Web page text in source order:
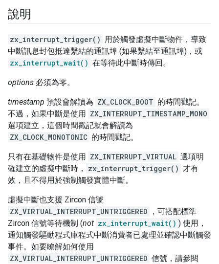
說明
zx_interrupt_trigger() 用於觸發虛擬中斷物件，導致
中斷訊息封包抵達繫結的通訊埠 (如果繫結至通訊埠)，或
zx_interrupt_wait() 在等待此中斷時傳回。
options 必須為零。
timestamp 預設會解讀為 ZX_CLOCK_BOOT 的時間戳記。
不過，如果中斷是使用 ZX_INTERRUPT_TIMESTAMP_MONO
選項建立，這個時間戳記就會解讀為
ZX_CLOCK_MONOTONIC 的時間戳記。
只有在基礎物件是使用 ZX_INTERRUPT_VIRTUAL 選項明
確建立的虛擬中斷時，
zx_interrupt_trigger() 才有
效，且不得用於強制觸發實體中斷。
虛擬中斷也支援 Zircon 信號
ZX_VIRTUAL_INTERRUPT_UNTRIGGERED
，可搭配標準
Zircon 信號等待機制 (not zx_interrupt_wait() ) 使用，
通知觸發驅動程式庫程式中斷消費者已處理並確認中斷觸發
事件。如要瞭解如何使用
ZX_VIRTUAL_INTERRUPT_UNTRIGGERED 信號，請參閱